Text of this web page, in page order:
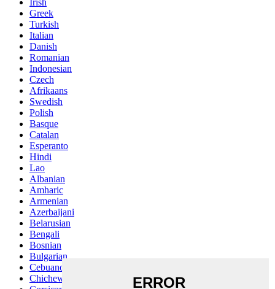
Irish
Greek
Turkish
Italian
Danish
Romanian
Indonesian
Czech
Afrikaans
Swedish
Polish
Basque
Catalan
Esperanto
Hindi
Lao
Albanian
Amharic
Armenian
Azerbaijani
Belarusian
Bengali
Bosnian
Bulgarian
Cebuano
Chichewa